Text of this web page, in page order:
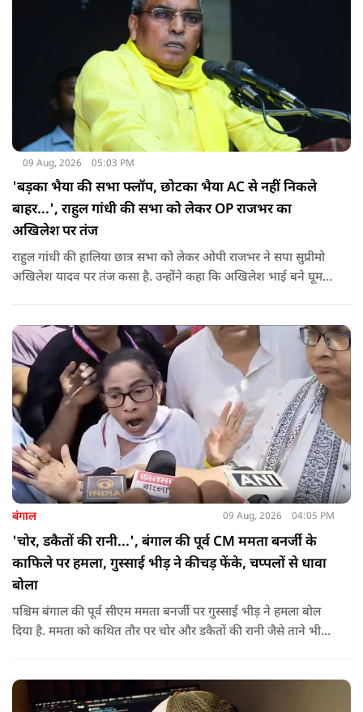
09 Aug, 2026 05:03 PM
'बड़का भैया की सभा फ्लॉप, छोटका भैया AC से नहीं निकले
बाहर...', राहुल गांधी की सभा को लेकर OP राजभर का
अखिलेश पर तंज
राहुल गांधी की हालिया छात्र सभा को लेकर ओपी राजभर ने सपा सुप्रीमो
अखिलेश यादव पर तंज कसा है. उन्होंने कहा कि अखिलेश भाई बने घूम
बंगाल 09 Aug, 2026 04:05 PM
'चोर, डकैतों की रानी...', बंगाल की पूर्व CM ममता बनर्जी के
काफिले पर हमला, गुस्साई भीड़ ने कीचड़ फेंके, चप्पलों से धावा
बोला
पश्चिम बंगाल की पूर्व सीएम ममता बनर्जी पर गुस्साई भीड़ ने हमला बोल
दिया है. ममता को कथित तौर पर चोर और डकैतों की रानी जैसे ताने भी